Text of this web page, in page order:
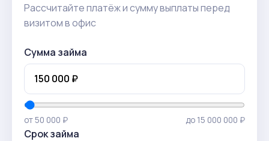
Рассчитайте платёж и сумму выплаты перед
визитом в офис
Сумма займа
от 50 000 ₽ до 15 000 000 ₽
Срок займа